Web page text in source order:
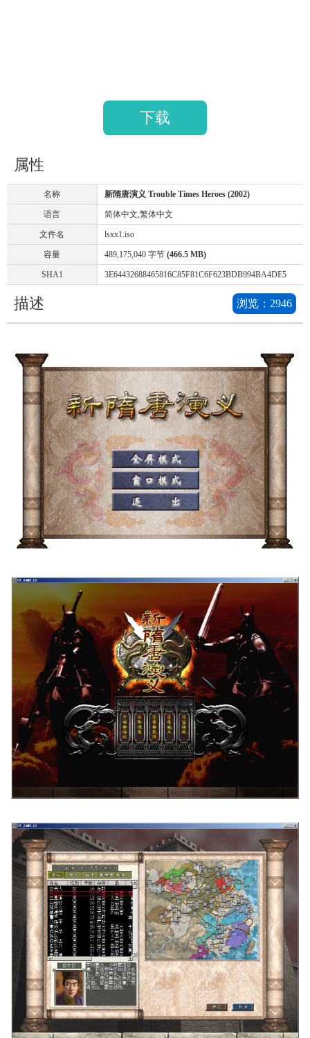
下载
属性
名称 新隋唐演义 Trouble Times Heroes (2002)
语言 简体中文,繁体中文
文件名 lsxx1.iso
容量 489,175,040 字节 (466.5 MB)
SHA1 3E64432688465816C85F81C6F623BDB994BA4DE5
描述 浏览： 2946